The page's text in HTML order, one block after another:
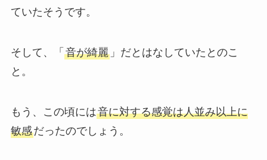
ていたそうです。
そして、「 音が綺麗」だとはなしていたとのこ
と。
もう、この頃には音に対する感覚は人並み以上に
敏感だったのでしょう。